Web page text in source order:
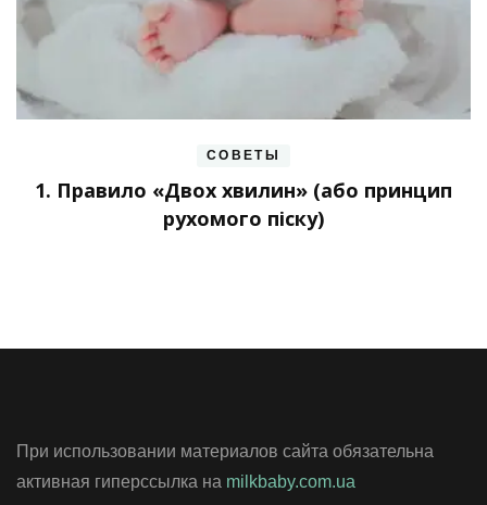
СОВЕТЫ
1. Правило «Двох хвилин» (або принцип
рухомого піску)
При использовании материалов сайта обязательна
активная гиперссылка на milkbaby.com.ua